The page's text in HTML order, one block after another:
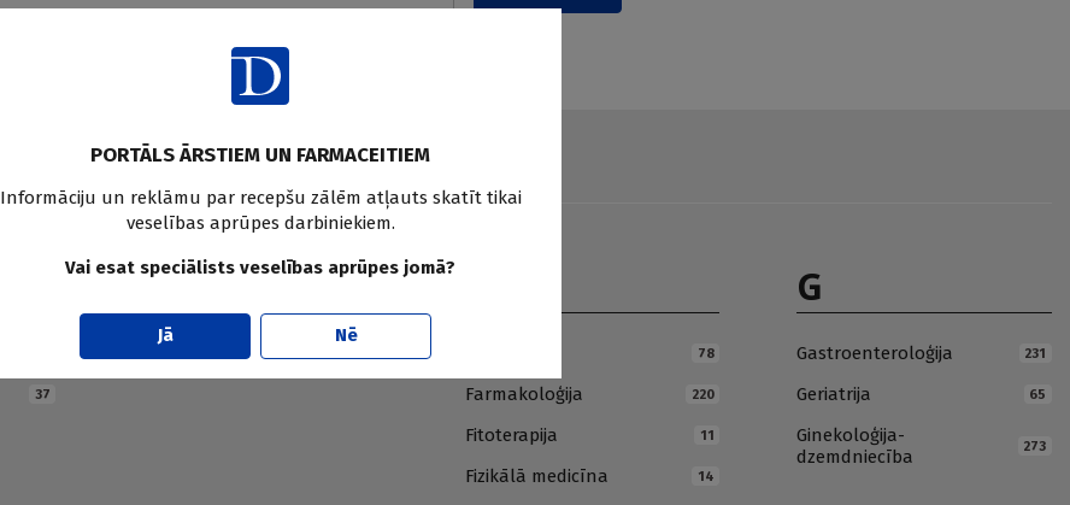
37
E
Endokrinoloģija 78
Farmakoloģija 220
Fitoterapija 11
Fizikālā medicīna 14
G
Gastroenteroloģija 231
Geriatrija 65
Ginekoloģija-
dzemdniecība
273
PORTĀLS ĀRSTIEM UN FARMACEITIEM
Informāciju un reklāmu par recepšu zālēm atļauts skatīt tikai
veselības aprūpes darbiniekiem.
Vai esat speciālists veselības aprūpes jomā?
Jā Nē